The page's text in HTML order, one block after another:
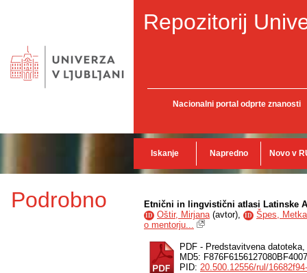
Repozitorij
Nacionalni portal odprte znanosti
Iskanje Napredno Novo v
Podrobno Etnični in lingvistični atlasi Latinske
ID Oštir, Mirjana(avtor), ID
Špes, Metka
o mentorju...
PDF - Predstavitvena datoteka,
MD5:
PID: 20.500.12556/rul/